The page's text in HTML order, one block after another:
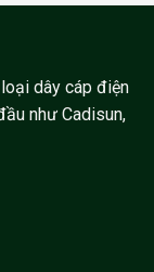
dây cáp điện
như Cadisun,